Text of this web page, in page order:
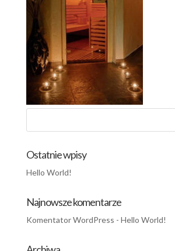
Ostatnie wpisy
Hello World!
Najnowsze komentarze
Komentator WordPress - Hello World!